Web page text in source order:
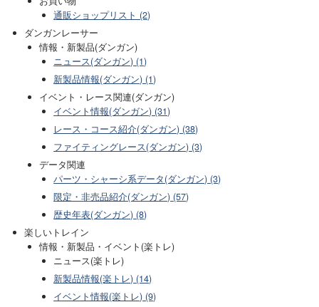
通販ショップリスト (2)
ダンガンレーサー
情報・新製品(ダンガン)
ニュース(ダンガン) (1)
新製品情報(ダンガン) (1)
イベント・レース関連(ダンガン)
イベント情報(ダンガン) (31)
レース・コース紹介(ダンガン) (38)
ファイティングレース(ダンガン) (3)
データ関連
パーツ・シャーシ系データ(ダンガン) (3)
限定・非売品紹介(ダンガン) (57)
歴史年表(ダンガン) (8)
楽しいトレイン
情報・新製品・イベント(楽トレ)
ニュース(楽トレ)
新製品情報(楽トレ) (14)
イベント情報(楽トレ) (9)